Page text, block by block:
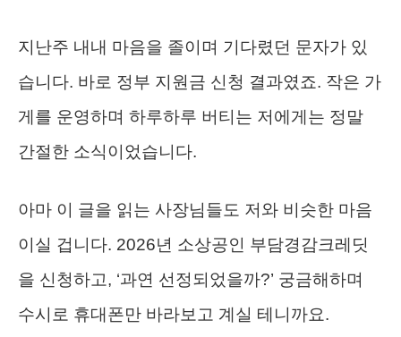
지난주 내내 마음을 졸이며 기다렸던 문자가 있
습니다. 바로 정부 지원금 신청 결과였죠. 작은 가
게를 운영하며 하루하루 버티는 저에게는 정말
간절한 소식이었습니다.
아마 이 글을 읽는 사장님들도 저와 비슷한 마음
이실 겁니다. 2026년 소상공인 부담경감크레딧
을 신청하고, ‘과연 선정되었을까?’ 궁금해하며
수시로 휴대폰만 바라보고 계실 테니까요.